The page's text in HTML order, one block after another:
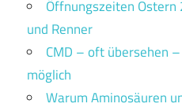
Öffnungszeiten Ostern
und Renner
CMD – oft übersehen
möglich
Warum Aminosäuren